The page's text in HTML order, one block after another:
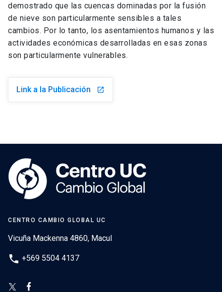
demostrado que las cuencas dominadas por la fusión
de nieve son particularmente sensibles a tales
cambios. Por lo tanto, los asentamientos humanos y las
actividades económicas desarrolladas en esas zonas
son particularmente vulnerables.
Link a la Publicación launch
CENTRO CAMBIO GLOBAL UC
Vicuña Mackenna 4860, Macul
phone +569 5504 4137